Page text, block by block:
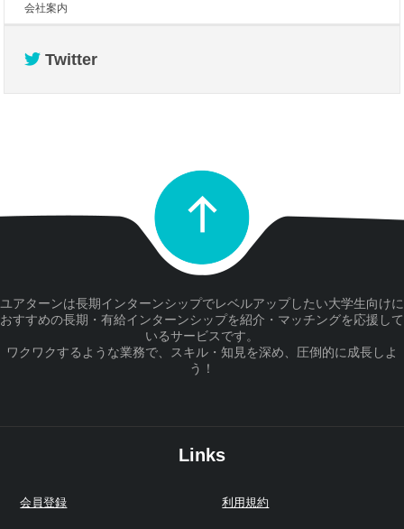
会社案内
Twitter
ユアターンは長期インターンシップでレベルアップしたい大学生向けに
おすすめの長期・有給インターンシップを紹介・マッチングを応援して
いるサービスです。
ワクワクするような業務で、スキル・知見を深め、圧倒的に成長しよ
う！
Links
会員登録 利用規約